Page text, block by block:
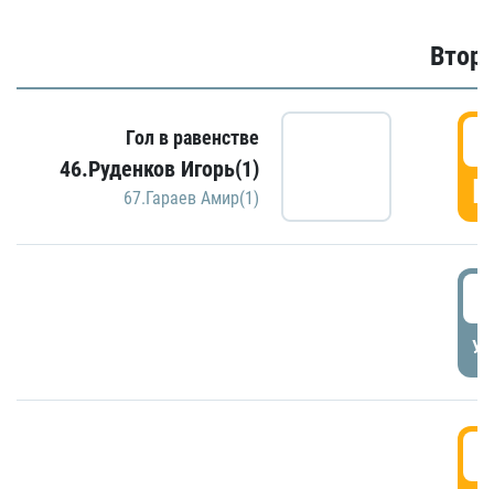
Гол в равенстве
46.Руденков Игорь(1)
67.Гараев Амир(1)